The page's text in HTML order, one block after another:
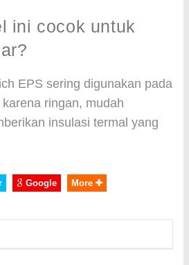
ini cocok untuk
EPS sering digunakan pada
ringan, mudah
insulasi termal yang
Google More